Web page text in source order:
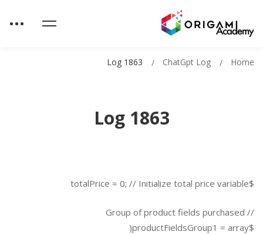
Log 1863
Home
ChatGpt Log
Log 1863
$totalPrice = 0; // Initialize total price variable
// Group of product fields purchased
$productFieldsGroup1 = array(